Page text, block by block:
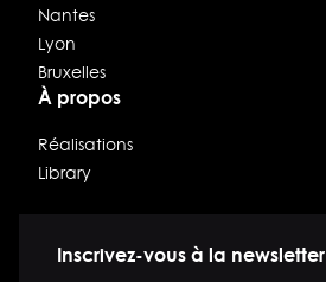
Nantes
Lyon
Bruxelles
À propos
Réalisations
Library
Inscrivez-vous à la newsletter